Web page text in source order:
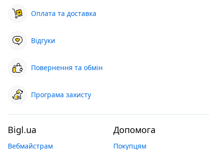
Оплата та доставка
Відгуки
Повернення та обмін
Програма захисту
Bigl.ua
Вебмайстрам
Допомога
Покупцям